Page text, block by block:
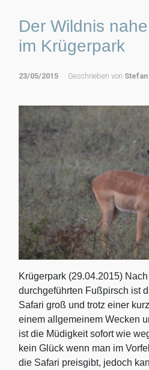
Der Wildnis
im Krügerpark
23/05/2015 Geschrieben von Stefan
Krügerpark (29.04.2015)
durchgeführten Fußpirsch ist
Safari groß und trotz einer
einem allgemeinem Wecken
ist die Müdigkeit sofort wie
kein Glück wenn man im
die Safari preisgibt, jedoch